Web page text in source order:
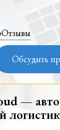
Отзывы
Обсудить
—